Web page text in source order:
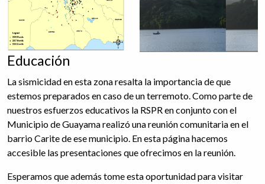
Educación
La sismicidad en esta zona resalta la importancia de que
estemos preparados en caso de un terremoto. Como parte de
nuestros esfuerzos educativos la RSPR en conjunto con el
Municipio de Guayama realizó una reunión comunitaria en el
barrio Carite de ese municipio. En esta página hacemos
accesible las presentaciones que ofrecimos en la reunión.
Esperamos que además tome esta oportunidad para visitar